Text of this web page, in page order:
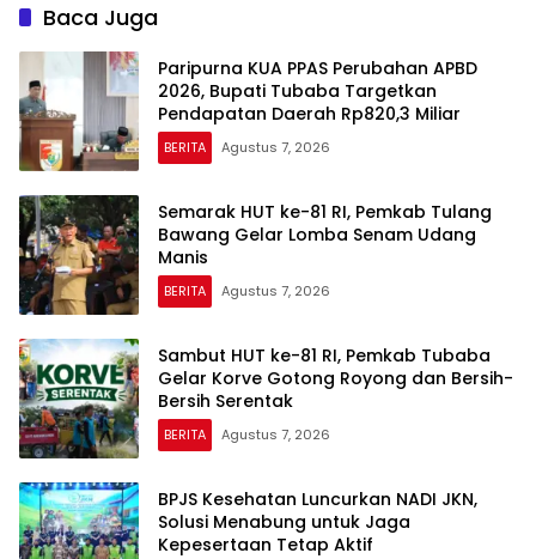
Baca Juga
Paripurna KUA PPAS Perubahan APBD
2026, Bupati Tubaba Targetkan
Pendapatan Daerah Rp820,3 Miliar
BERITA Agustus 7, 2026
Semarak HUT ke-81 RI, Pemkab Tulang
Bawang Gelar Lomba Senam Udang
Manis
BERITA Agustus 7, 2026
Sambut HUT ke-81 RI, Pemkab Tubaba
Gelar Korve Gotong Royong dan Bersih-
Bersih Serentak
BERITA Agustus 7, 2026
BPJS Kesehatan Luncurkan NADI JKN,
Solusi Menabung untuk Jaga
Kepesertaan Tetap Aktif